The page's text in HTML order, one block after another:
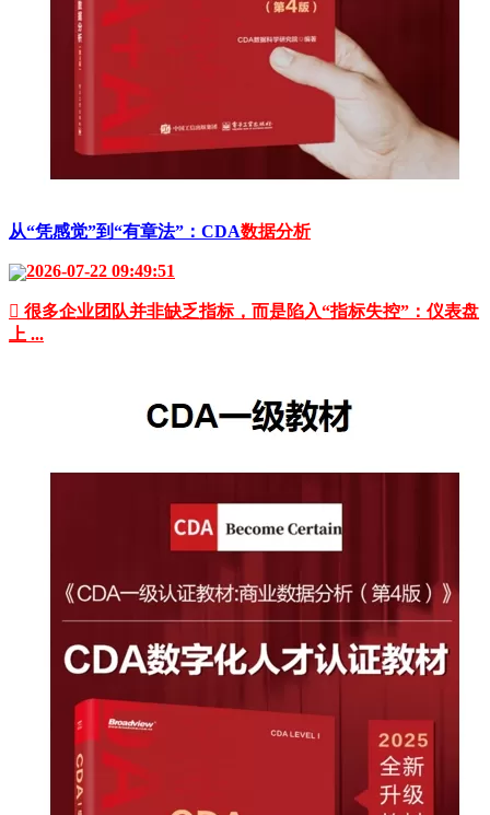
从“凭感觉”到“有章法”：CDA数据分析
2026-07-22 09:49:51
 很多企业团队并非缺乏指标，而是陷入“指标失控”：仪表盘
上 ...